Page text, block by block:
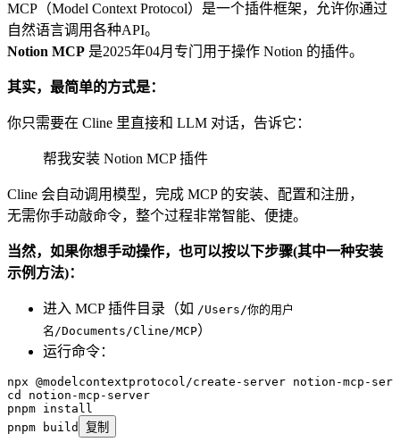
MCP（Model Context Protocol）是一个插件框架，允许你通过
自然语言调用各种API。
Notion MCP 是2025年04月专门用于操作 Notion 的插件。
其实，最简单的方式是：
你只需要在 Cline 里直接和 LLM 对话，告诉它：
帮我安装 Notion MCP 插件
Cline 会自动调用模型，完成 MCP 的安装、配置和注册，
无需你手动敲命令，整个过程非常智能、便捷。
当然，如果你想手动操作，也可以按以下步骤(其中一种安装
示例方法)：
进入 MCP 插件目录（如 /Users/你的用户
名/Documents/Cline/MCP）
运行命令：
npx @modelcontextprotocol/create-server notion-mcp-
cd
notion-mcp-server
pnpm install
pnpm build 复制